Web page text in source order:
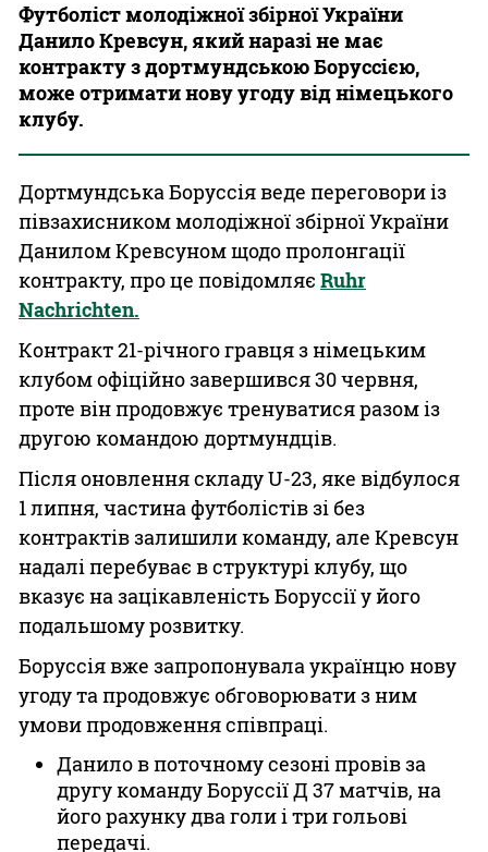
Футболіст молодіжної збірної України
Данило Кревсун, який наразі не має
контракту з дортмундською Боруссією,
може отримати нову угоду від німецького
клубу.
Дортмундська Боруссія веде переговори із
півзахисником молодіжної збірної України
Данилом Кревсуном щодо пролонгації
контракту, про це повідомляє Ruhr
Nachrichten.
Контракт 21-річного гравця з німецьким
клубом офіційно завершився 30 червня,
проте він продовжує тренуватися разом із
другою командою дортмундців.
Після оновлення складу U-23, яке відбулося
1 липня, частина футболістів зі без
контрактів залишили команду, але Кревсун
надалі перебуває в структурі клубу, що
вказує на зацікавленість Боруссії у його
подальшому розвитку.
Боруссія вже запропонувала українцю нову
угоду та продовжує обговорювати з ним
умови продовження співпраці.
Данило в поточному сезоні провів за
другу команду Боруссії Д 37 матчів, на
його рахунку два голи і три гольові
передачі.